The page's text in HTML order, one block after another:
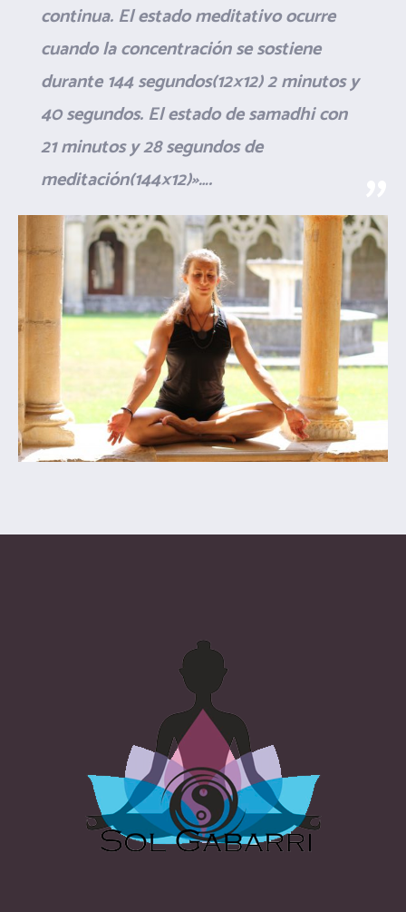
continua. El estado meditativo ocurre
cuando la concentración se sostiene
durante 144 segundos(12×12) 2 minutos y
40 segundos. El estado de samadhi con
21 minutos y 28 segundos de
meditación(144×12)»….